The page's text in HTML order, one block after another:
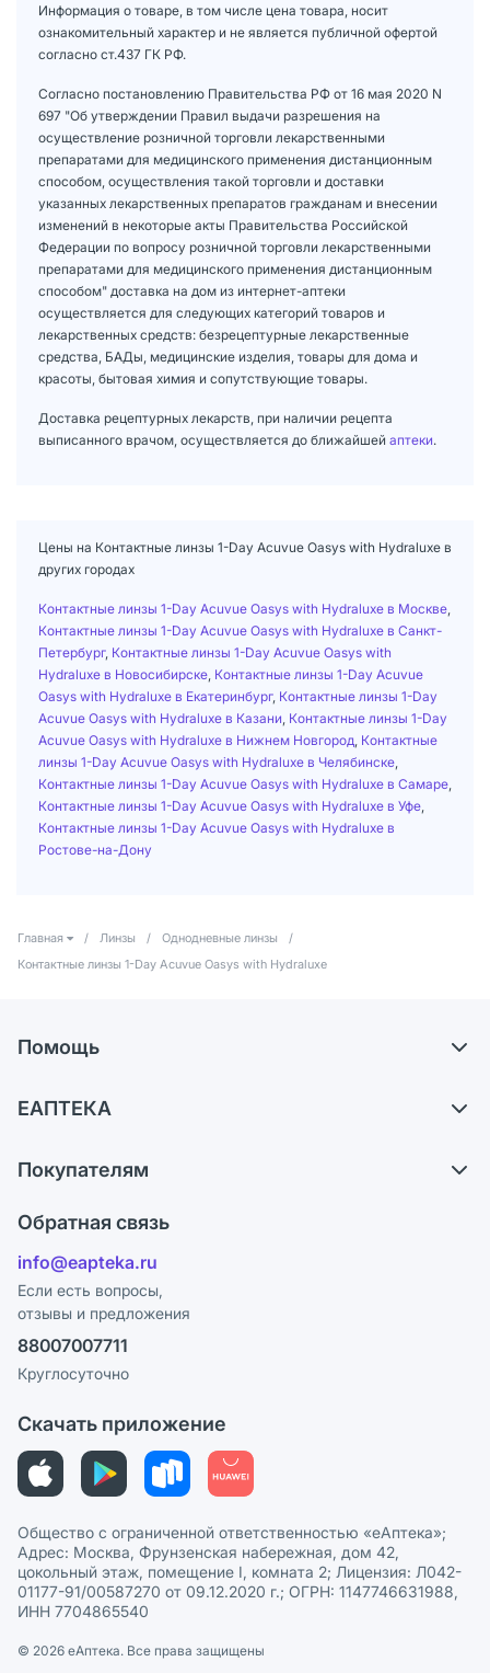
Информация о товаре, в том числе цена товара, носит
ознакомительный характер и не является публичной офертой
согласно ст.437 ГК РФ.
Согласно постановлению Правительства РФ от 16 мая 2020 N
697 "Об утверждении Правил выдачи разрешения на
осуществление розничной торговли лекарственными
препаратами для медицинского применения дистанционным
способом, осуществления такой торговли и доставки
указанных лекарственных препаратов гражданам и внесении
изменений в некоторые акты Правительства Российской
Федерации по вопросу розничной торговли лекарственными
препаратами для медицинского применения дистанционным
способом" доставка на дом из интернет-аптеки
осуществляется для следующих категорий товаров и
лекарственных средств: безрецептурные лекарственные
средства, БАДы, медицинские изделия, товары для дома и
красоты, бытовая химия и сопутствующие товары.
Доставка рецептурных лекарств, при наличии рецепта
выписанного врачом, осуществляется до ближайшей аптеки.
Цены на Контактные линзы 1-Day Acuvue Oasys with Hydraluxe в
других городах
Контактные линзы 1-Day Acuvue Oasys with Hydraluxe в Москве
Контактные линзы 1-Day Acuvue Oasys with Hydraluxe в Санкт-
Петербург, Контактные линзы 1-Day Acuvue Oasys with
Hydraluxe в Новосибирске Контактные линзы 1-Day Acuvue
Oasys with Hydraluxe в Екатеринбург, Контактные линзы 1-Day
Acuvue Oasys with Hydraluxe в Казани Контактные линзы 1-Day
Acuvue Oasys with Hydraluxe в Нижнем Новгород Контактные
линзы 1-Day Acuvue Oasys with Hydraluxe в Челябинске
Контактные линзы 1-Day Acuvue Oasys with Hydraluxe в Самаре
Контактные линзы 1-Day Acuvue Oasys with Hydraluxe в Уфе
Контактные линзы 1-Day Acuvue Oasys with Hydraluxe в
Ростове-на-Дону
Главная / Линзы / Однодневные линзы
/
Контактные линзы 1-Day Acuvue Oasys with Hydraluxe
Помощь
Самовывоз из аптек
Ответы на вопросы
Блог
ЕАПТЕКА
Карьера
Поставщики
Лицензия
Реклама на сайте
Ваши товары на ЕАПТЕКЕ
Покупателям
Программа СберСпасибо
Политика конфиденциальности
Пользовательское соглашение
Политика рекомендаций
Этика и соответствие
Политика в отношении обработки персональных данных
Обратная связь
info@eapteka.ru
Если есть вопросы,
отзывы и предложения
88007007711
Круглосуточно
Скачать приложение
Общество с ограниченной ответственностью «еАптека»;
Адрес: Москва, Фрунзенская набережная, дом 42,
цокольный этаж, помещение I, комната 2; Лицензия: Л042-
01177-91/00587270 от 09.12.2020 г.; ОГРН: 1147746631988,
ИНН 7704865540
© 2026 eАптека. Все права защищены